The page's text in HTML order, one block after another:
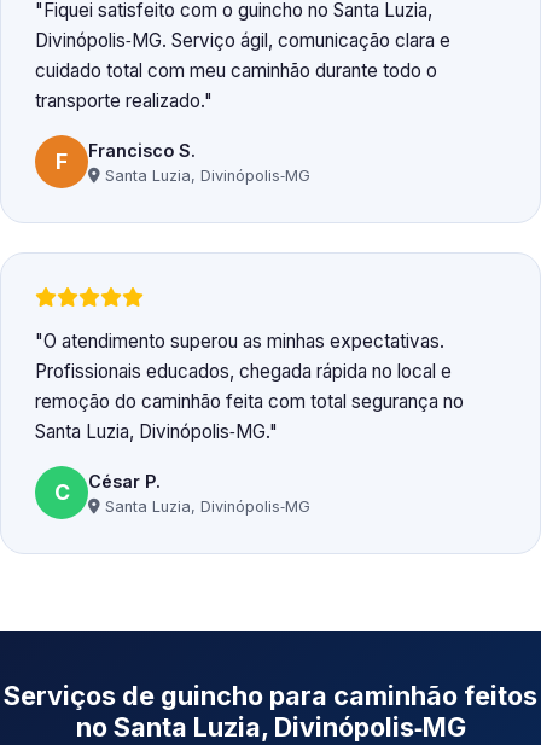
Fiquei satisfeito com o guincho no Santa Luzia,
Divinópolis‑MG. Serviço ágil, comunicação clara e
cuidado total com meu caminhão durante todo o
transporte realizado.
F Francisco S.
Santa Luzia, Divinópolis‑MG
O atendimento superou as minhas expectativas.
Profissionais educados, chegada rápida no local e
remoção do caminhão feita com total segurança no
Santa Luzia, Divinópolis‑MG.
C César P.
Santa Luzia, Divinópolis‑MG
Serviços de guincho para caminhão feitos
no Santa Luzia, Divinópolis‑MG